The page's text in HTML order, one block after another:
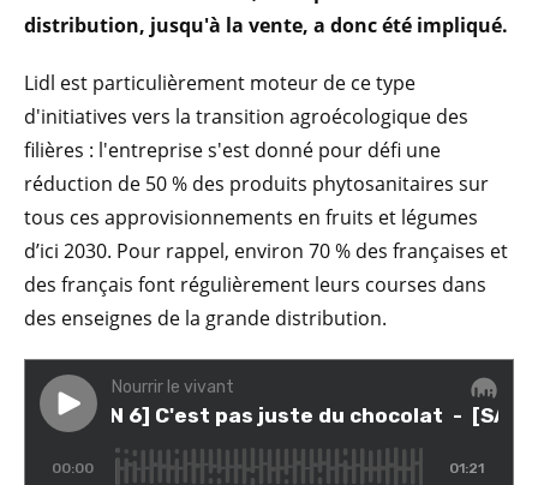
distribution, jusqu'à la vente, a donc été impliqué.
Lidl est particulièrement moteur de ce type
d'initiatives vers la transition agroécologique des
filières : l'entreprise s'est donné pour défi une
réduction de 50 % des produits phytosanitaires sur
tous ces approvisionnements en fruits et légumes
d’ici 2030. Pour rappel, environ 70 % des françaises et
des français font régulièrement leurs courses dans
des enseignes de la grande distribution.